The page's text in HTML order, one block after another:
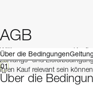
AGB
Willkommen zu unseren
Zahlungs- und
Ihren Kauf relevant sein
jederzeit gerne unseren
Über die Bedingungen
01
Über die